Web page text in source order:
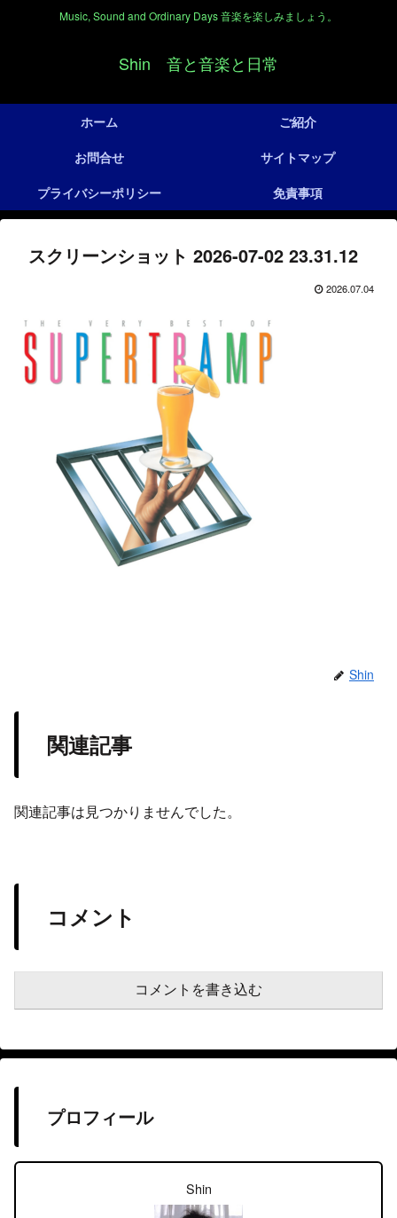
Music, Sound and Ordinary Days 音楽を楽しみましょう。
Shin 音と音楽と日常
ホーム
ご紹介
お問合せ
サイトマップ
プライバシーポリシー
免責事項
スクリーンショット 2026-07-02 23.31.12
2026.07.04
Shin
関連記事
関連記事は見つかりませんでした。
コメント
コメントを書き込む
プロフィール
Shin